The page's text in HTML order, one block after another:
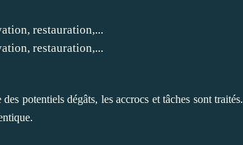
potentiels dégâts, les accrocs et tâches sont traités.